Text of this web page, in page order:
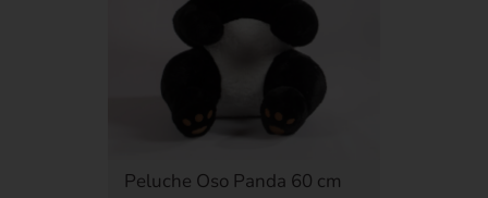
Peluche Oso Panda 60 cm